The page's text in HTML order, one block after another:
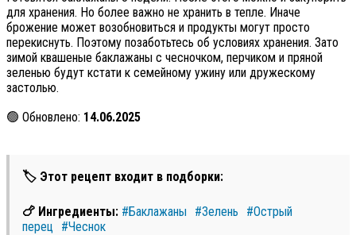
для хранения. Но более важно не хранить в тепле. Иначе
брожение может возобновиться и продукты могут просто
перекиснуть. Поэтому позаботьтесь об условиях хранения. Зато
зимой квашеные баклажаны с чесночком, перчиком и пряной
зеленью будут кстати к семейному ужину или дружескому
застолью.
🟢 Обновлено: 14.06.2025
🏷 Этот рецепт входит в подборки:
🍗 Ингредиенты: #Баклажаны #Зелень
#Острый
перец #Чеснок